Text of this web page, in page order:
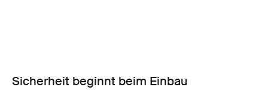
Sicherheit beginnt beim Einbau